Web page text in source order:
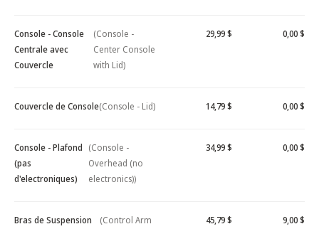
Console - Console
Centrale avec
Couvercle
(Console -
Center Console
with Lid)
29,99 $ 0,00 $
Couvercle de Console(Console - Lid) 14,79 $ 0,00 $
Console - Plafond
(pas
d'electroniques)
(Console -
Overhead (no
electronics))
34,99 $ 0,00 $
Bras de Suspension
(Control Arm
45,79 $ 9,00 $